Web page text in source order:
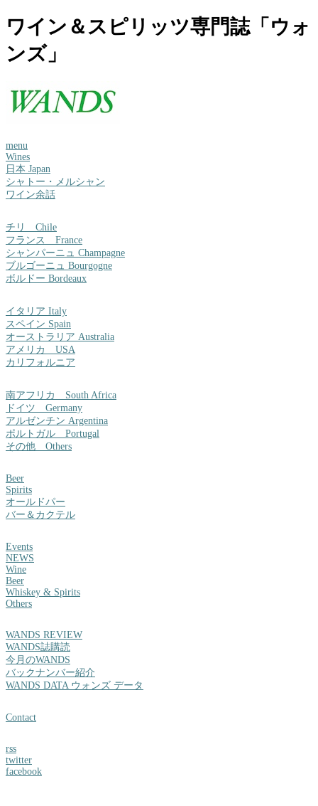
ワイン＆スピリッツ専門誌「ウォ
ンズ」
menu
Wines
日本 Japan
シャトー・メルシャン
ワイン余話
チリ Chile
フランス France
シャンパーニュ Champagne
ブルゴーニュ Bourgogne
ボルドー Bordeaux
イタリア Italy
スペイン Spain
オーストラリア Australia
アメリカ USA
カリフォルニア
南アフリカ South Africa
ドイツ Germany
アルゼンチン Argentina
ポルトガル Portugal
その他 Others
Beer
Spirits
オールドパー
バー＆カクテル
Events
NEWS
Wine
Beer
Whiskey & Spirits
Others
WANDS REVIEW
WANDS誌購読
今月のWANDS
バックナンバー紹介
WANDS DATA ウォンズ データ
Contact
rss
twitter
facebook